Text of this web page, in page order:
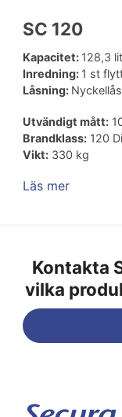
SC 120
Kapacitet: 128,3
Inredning: 1 st
Låsning:
Utvändigt mått:
Brandklass:120
Vikt:330 kg
Läs mer
Kontakta
vilka